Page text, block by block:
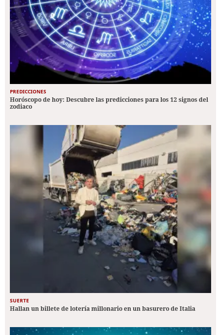
PREDICCIONES
Horóscopo de hoy: Descubre las predicciones para los 12 signos del
zodiaco
SUERTE
Hallan un billete de lotería millonario en un basurero de Italia